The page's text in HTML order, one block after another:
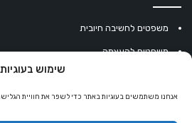
שימוש בעוגיות
אנחנו משתמשים בעוגיות באתר כדי לשפר את חוויית
משפטים לחשיבה חיובית
משפטים להעצמה
מחשבון נומרולוגיה